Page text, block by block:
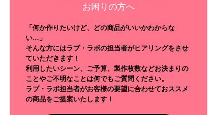
お困りの方へ
「何か作りたいけど、どの商品がいいかわからな
い…」
そんな方にはラブ・ラボの担当者がヒアリングをさせ
ていただきます！
利用したいシーン、ご予算、製作枚数などお決まりの
ことやご不明なことは何でもご質問ください。
ラブ・ラボ担当者がお客様の要望に合わせておススメ
の商品をご提案いたします！